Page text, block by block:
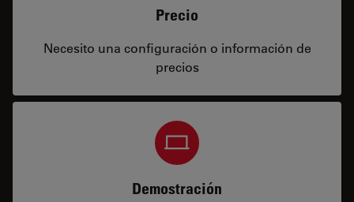
Precio
Necesito una configuración o información de
precios
Demostración